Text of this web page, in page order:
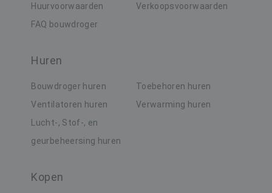
Huurvoorwaarden
Verkoopsvoorwaarden
FAQ bouwdroger
Huren
Bouwdroger huren
Toebehoren huren
Ventilatoren huren
Verwarming huren
Lucht-, Stof-, en
geurbeheersing huren
Kopen
FUNCTIONEEL
Strikt noodzakelijk
Prestatie
Targeting
Functioneel
Strikt noodzakelijke cookies maken de
De website kan niet goed worden gebruikt